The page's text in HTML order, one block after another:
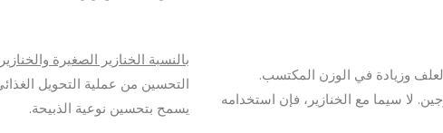
بالنسبة الخنازير الصغيرة والخنازير
التحسين من عملية التحويل
يسمح بتحسين نوعية الذبيحة.
وزيادة في الوزن المكتسب.
لا سيما مع الخنازير، فإن استخدامه